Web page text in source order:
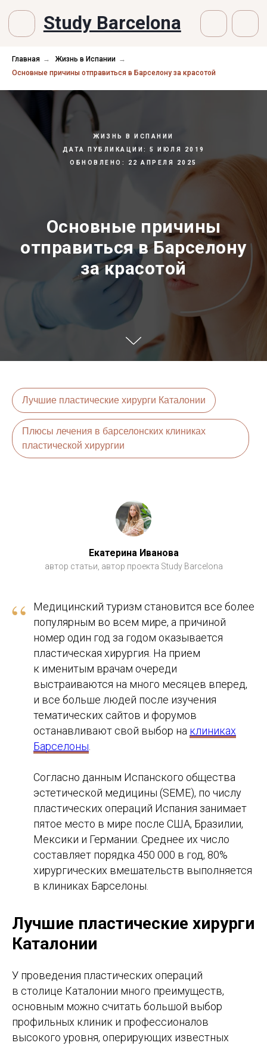
Study Barcelona
Главная → Жизнь в Испании →
Основные причины отправиться в Барселону за красотой
ЖИЗНЬ В ИСПАНИИ
ДАТА ПУБЛИКАЦИИ: 5 ИЮЛЯ 2019
ОБНОВЛЕНО: 22 АПРЕЛЯ 2025
Основные причины
отправиться в Барселону
за красотой
Лучшие пластические хирурги Каталонии
Плюсы лечения в барселонских клиниках
пластической хирургии
Екатерина Иванова
автор статьи, автор проекта Study Barcelona
“
Медицинский туризм становится все более
популярным во всем мире, а причиной
номер один год за годом оказывается
пластическая хирургия. На прием
к именитым врачам очереди
выстраиваются на много месяцев вперед,
и все больше людей после изучения
тематических сайтов и форумов
останавливают свой выбор на клиниках
Барселоны
Согласно данным Испанского общества
эстетической медицины (SEME), по числу
пластических операций Испания занимает
пятое место в мире после США, Бразилии,
Мексики и Германии. Среднее их число
составляет порядка 450 000 в год, 80%
хирургических вмешательств выполняется
в клиниках Барселоны.
Лучшие пластические хирурги
Каталонии
У проведения пластических операций
в столице Каталонии много преимуществ,
основным можно считать большой выбор
профильных клиник и профессионалов
высокого уровня, оперирующих известных